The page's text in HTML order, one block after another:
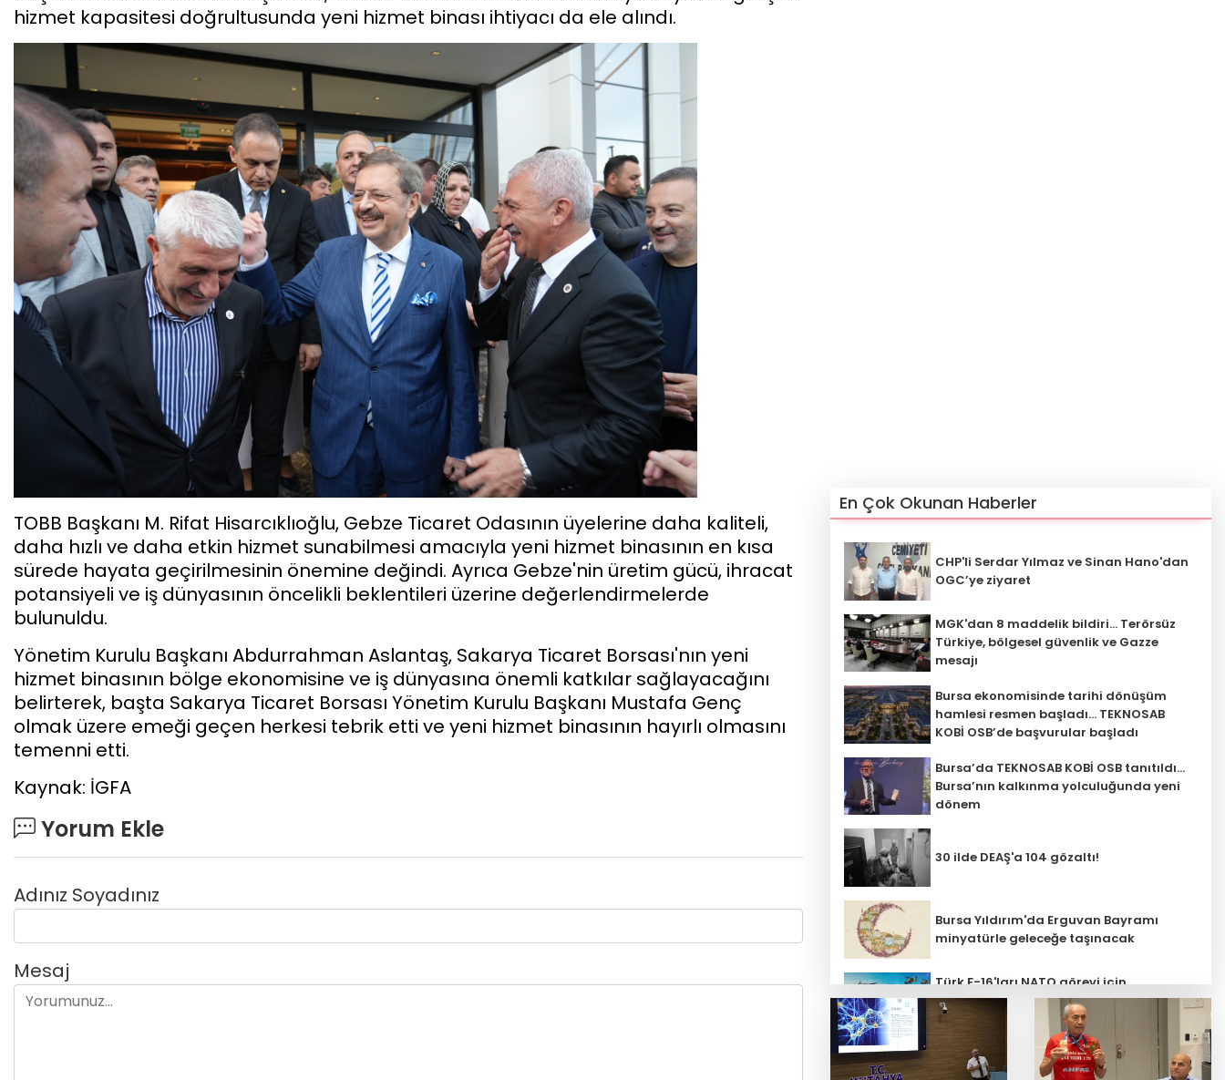
hizmet kapasitesi doğrultusunda yeni hizmet binası ihtiyacı da ele alındı.
TOBB Başkanı M. Rifat Hisarcıklıoğlu, Gebze Ticaret Odasının üyelerine daha kaliteli,
daha hızlı ve daha etkin hizmet sunabilmesi amacıyla yeni hizmet binasının en kısa
sürede hayata geçirilmesinin önemine değindi. Ayrıca Gebze'nin üretim gücü, ihracat
potansiyeli ve iş dünyasının öncelikli beklentileri üzerine değerlendirmelerde
bulunuldu.
Yönetim Kurulu Başkanı Abdurrahman Aslantaş, Sakarya Ticaret Borsası'nın yeni
hizmet binasının bölge ekonomisine ve iş dünyasına önemli katkılar sağlayacağını
belirterek, başta Sakarya Ticaret Borsası Yönetim Kurulu Başkanı Mustafa Genç
olmak üzere emeği geçen herkesi tebrik etti ve yeni hizmet binasının hayırlı olmasını
temenni etti.
Kaynak: İGFA
Yorum Ekle
Adınız Soyadınız
Mesaj
En Çok Okunan Haberler
CHP'li Serdar Yılmaz ve Sinan Hano'dan
OGC’ye ziyaret
MGK'dan 8 maddelik bildiri... Terörsüz
Türkiye, bölgesel güvenlik ve Gazze
mesajı
Bursa ekonomisinde tarihi dönüşüm
hamlesi resmen başladı... TEKNOSAB
KOBİ OSB’de başvurular başladı
Bursa’da TEKNOSAB KOBİ OSB tanıtıldı...
Bursa’nın kalkınma yolculuğunda yeni
dönem
30 ilde DEAŞ'a 104 gözaltı!
Bursa Yıldırım'da Erguvan Bayramı
minyatürle geleceğe taşınacak
Türk F-16'ları NATO görevi için
Estonya'da... MSB yerli savunma
sistemleriyle güçleniyor
Fındık alım fiyatları açıklandı... Alımlar